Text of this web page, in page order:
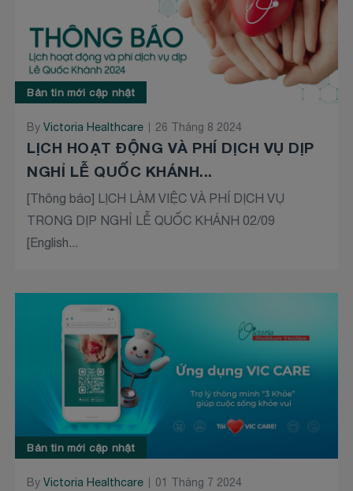
Bản tin mới cập nhật
ByVictoria Healthcare 26 Tháng 8 2024
LỊCH HOẠT ĐỘNG VÀ PHÍ DỊCH VỤ DỊP
NGHỈ LỄ QUỐC KHÁNH...
[Thông báo] LỊCH LÀM VIỆC VÀ PHÍ DỊCH VỤ
TRONG DỊP NGHỈ LỄ QUỐC KHÁNH 02/09
[English...
Bản tin mới cập nhật
ByVictoria Healthcare 01 Tháng 7 2024